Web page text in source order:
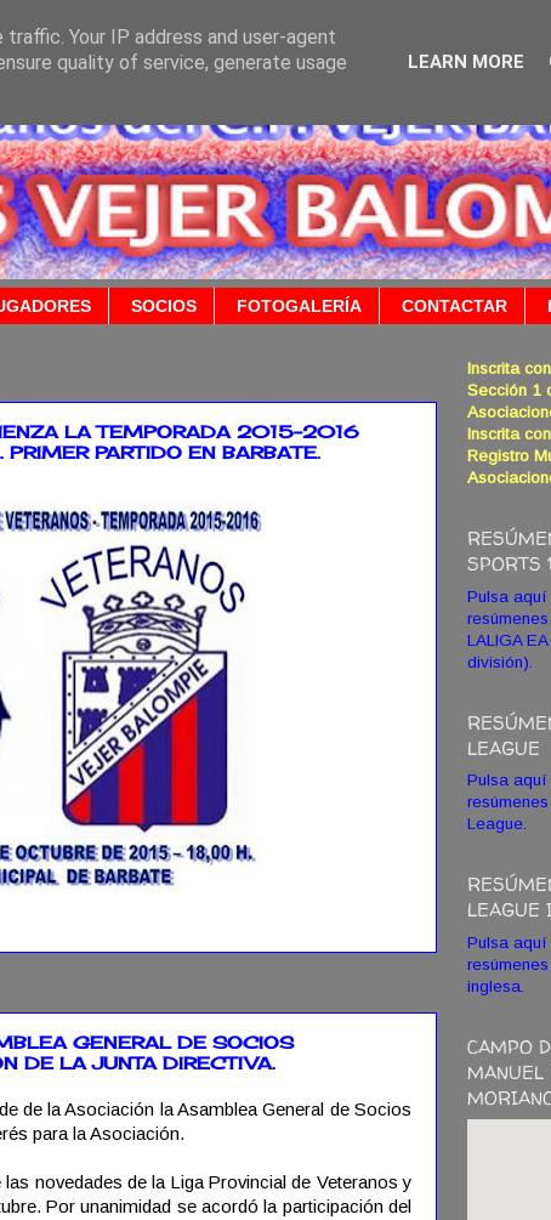
SOCIOS FOTOGALERÍA CONTACTAR
LA TEMPORADA 2015-2016
PARTIDO EN BARBATE.
GENERAL DE SOCIOS
DE LA JUNTA DIRECTIVA.
de la Asociación la Asamblea General de Socios
para la Asociación.
novedades de la Liga Provincial de Veteranos y
Por unanimidad se acordó la participación del
Inscrita
Sección 1
Inscrita
Registro
SPORTS
Pulsa
LALIGA
división).
LEAGUE
Pulsa aquí
League.
LEAGUE
Pulsa aquí
inglesa.
CAMPO
MANUEL
Your IP address and user-agent
quality of service, generate usage
LEARN MORE